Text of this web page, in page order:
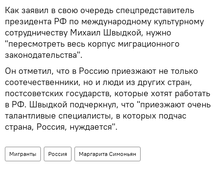
Как заявил в свою очередь спецпредставитель
президента РФ по международному культурному
сотрудничеству Михаил Швыдкой, нужно
"пересмотреть весь корпус миграционного
законодательства".
Он отметил, что в Россию приезжают не только
соотечественники, но и люди из других стран,
постсоветских государств, которые хотят работать
в РФ. Швыдкой подчеркнул, что "приезжают очень
талантливые специалисты, в которых подчас
страна, Россия, нуждается".
Мигранты Россия Маргарита Симоньян